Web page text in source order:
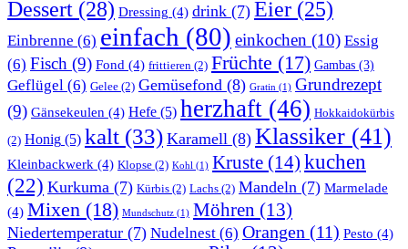
Dessert (28) Dressing (4) drink (7) Eier (25)
Einbrenne (6) einfach (80) einkochen (10) Essig
(6) Fisch (9) Fond (4) frittieren (2) Früchte (17) Gambas (3)
Geflügel (6) Gelee (2) Gemüsefond (8) Gratin (1) Grundrezept
(9) Gänsekeulen (4) Hefe (5) herzhaft (46) Hokkaidokürbis
(2) Honig (5) kalt (33) Karamell (8) Klassiker (41)
Kleinbackwerk (4) Klopse (2) Kohl (1) Kruste (14) kuchen
(22) Kurkuma (7) Kürbis (2) Lachs (2) Mandeln (7) Marmelade
(4) Mixen (18) Mundschutz (1) Möhren (13)
Niedertemperatur (7) Nudelnest (6) Orangen (11) Pesto (4)